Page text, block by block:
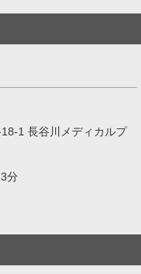
1 長谷川メディカルプ
分